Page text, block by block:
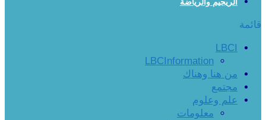
قائمة
LBCI
LBCInformation
من هنا وهناك
مجتمع
علم وعلوم
معلومات